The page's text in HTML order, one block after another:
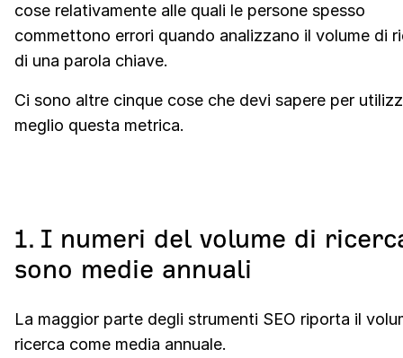
cose relativamente alle quali le persone spesso
commettono errori quando analizzano il volume di
di una parola chiave.
Ci sono altre cinque cose che devi sapere per
meglio questa metrica.
1. I numeri del volume di
sono medie annuali
La maggior parte degli strumenti SEO riporta il
ricerca come media annuale.